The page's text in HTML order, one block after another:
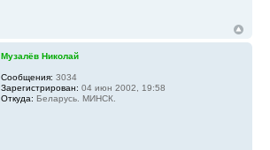
Музалёв Николай
Сообщения: 3034
Зарегистрирован: 04 июн 2002, 19:58
Откуда: Беларусь. МИНСК.